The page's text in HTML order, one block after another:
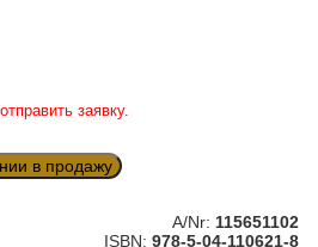
заявку.
в продажу
A/Nr: 115651102
ISBN: 978-5-04-110621-8